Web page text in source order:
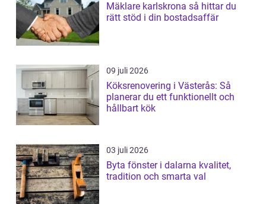
Mäklare karlskrona så hittar du
rätt stöd i din bostadsaffär
09 juli 2026
Köksrenovering i Västerås: Så
planerar du ett funktionellt och
hållbart kök
03 juli 2026
Byta fönster i dalarna kvalitet,
tradition och smarta val